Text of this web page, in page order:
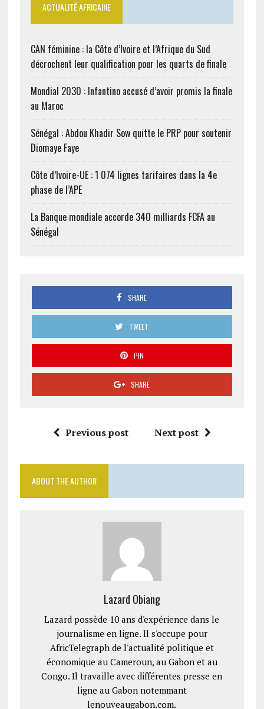
ACTUALITÉ AFRICAINE
CAN féminine : la Côte d’Ivoire et l’Afrique du Sud
décrochent leur qualification pour les quarts de finale
Mondial 2030 : Infantino accusé d’avoir promis la finale
au Maroc
Sénégal : Abdou Khadir Sow quitte le PRP pour soutenir
Diomaye Faye
Côte d’Ivoire-UE : 1 074 lignes tarifaires dans la 4e
phase de l’APE
La Banque mondiale accorde 340 milliards FCFA au
Sénégal
SHARE
TWEET
PIN
SHARE
Previous post Next post
ABOUT THE AUTHOR
Lazard Obiang
Lazard possède 10 ans d'expérience dans le
journalisme en ligne. Il s'occupe pour
AfricTelegraph de l'actualité politique et
économique au Cameroun, au Gabon et au
Congo. Il travaille avec différentes presse en
ligne au Gabon notemmant
lenouveaugabon.com.